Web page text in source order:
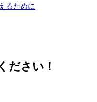
るために
ださい！